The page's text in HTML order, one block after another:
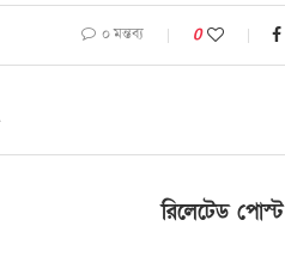
০ মন্তব্য 0
রিলেটেড পোস্ট